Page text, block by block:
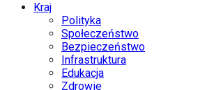
Kraj
Polityka
Społeczeństwo
Bezpieczeństwo
Infrastruktura
Edukacja
Zdrowie